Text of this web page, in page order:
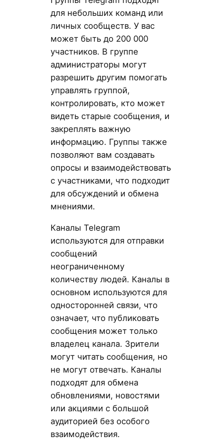
для небольших команд или
личных сообществ. У вас
может быть до 200 000
участников. В группе
администраторы могут
разрешить другим помогать
управлять группой,
контролировать, кто может
видеть старые сообщения, и
закреплять важную
информацию. Группы также
позволяют вам создавать
опросы и взаимодействовать
с участниками, что подходит
для обсуждений и обмена
мнениями.
Каналы Telegram
используются для отправки
сообщений
неограниченному
количеству людей. Каналы в
основном используются для
односторонней связи, что
означает, что публиковать
сообщения может только
владелец канала. Зрители
могут читать сообщения, но
не могут отвечать. Каналы
подходят для обмена
обновлениями, новостями
или акциями с большой
аудиторией без особого
взаимодействия.